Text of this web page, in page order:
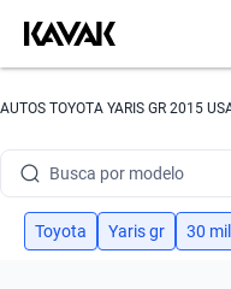
AUTOS TOYOTA YARIS GR 2015
Busca por modelo
Busca por versión
Toyota Yaris gr 30